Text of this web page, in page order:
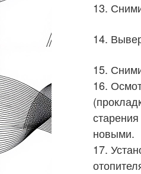
13.
14.
15.
16.
новыми.
17.